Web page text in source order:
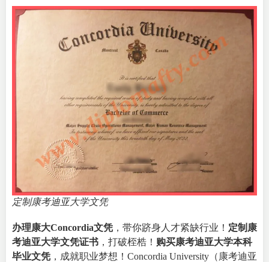
定制康考迪亚大学文凭
办理康大Concordia文凭 ，带你跻身人才紧缺行业！ 定制康
考迪亚大学文凭证书 ，打破桎梏！ 购买康考迪亚大学本科
毕业文凭 ，成就职业梦想！ Concordia University （康考迪亚